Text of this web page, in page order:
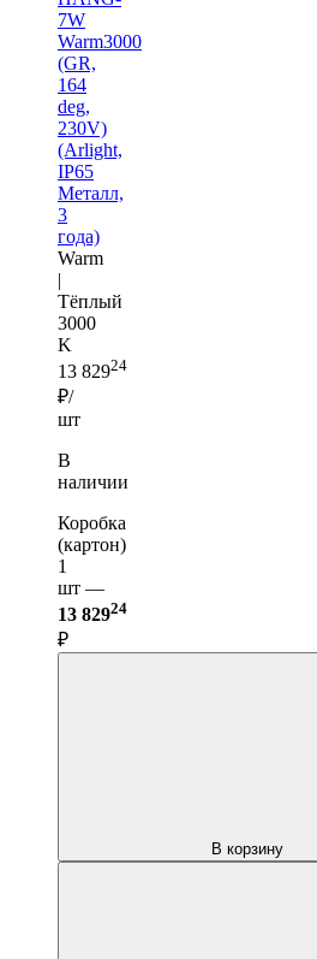
7W
Warm3000
(GR,
164
deg,
230V)
(Arlight,
IP65
Металл,
3
года)
Warm
|
Тёплый
3000
K
13 82924
₽/
шт
В
наличии
Коробка
(картон)
1
шт —
13 82924
₽
В корзину